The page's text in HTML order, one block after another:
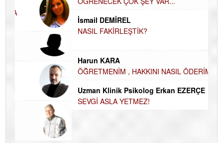
Özge CERRAH
ÖĞRENECEK ÇOK ŞEY VAR...
İsmail DEMİREL
NASIL FAKİRLEŞTİK?
Harun KARA
ÖĞRETMENİM , HAKKINI NASIL ÖDERİM !
Uzman Klinik Psikolog Erkan EZERÇE
SEVGİ ASLA YETMEZ!